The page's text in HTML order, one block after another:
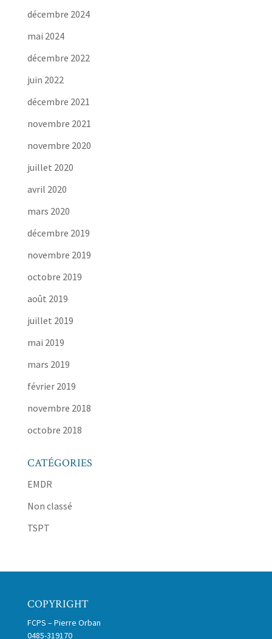
décembre 2024
mai 2024
décembre 2022
juin 2022
décembre 2021
novembre 2021
novembre 2020
juillet 2020
avril 2020
mars 2020
décembre 2019
novembre 2019
octobre 2019
août 2019
juillet 2019
mai 2019
mars 2019
février 2019
novembre 2018
octobre 2018
CATÉGORIES
EMDR
Non classé
TSPT
COPYRIGHT
FCPS – Pierre Orban
0485-319170